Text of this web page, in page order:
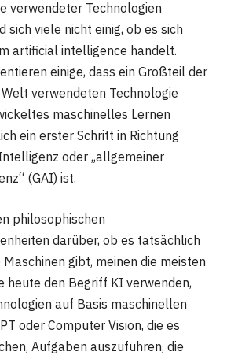
verwendeter Technologien
sich viele nicht einig, ob es sich
artificial intelligence handelt.
einige, dass ein Großteil der
verwendeten Technologie
maschinelles Lernen
ein erster Schritt in Richtung
oder „allgemeiner
(GAI) ist.
philosophischen
darüber, ob es tatsächlich
gibt, meinen die meisten
heute den Begriff KI verwenden,
auf Basis maschinellen
oder Computer Vision, die es
Aufgaben auszuführen, die